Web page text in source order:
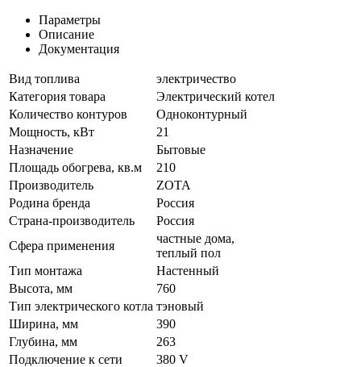
Параметры
Описание
Документация
Вид топлива
электричество
Категория товара
Электрический котел
Количество контуров
Одноконтурный
Мощность, кВт
21
Назначение
Бытовые
Площадь обогрева, кв.м
210
Производитель
ZOTA
Родина бренда
Россия
Страна-производитель
Россия
Сфера применения
частные дома,
теплый пол
Тип монтажа
Настенный
Высота, мм
760
Тип электрического котла тэновый
Ширина, мм
390
Глубина, мм
263
Подключение к сети
380 V